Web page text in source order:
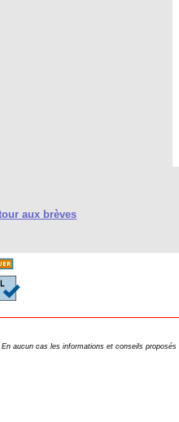
aux brèves
En aucun cas les informations et conseils